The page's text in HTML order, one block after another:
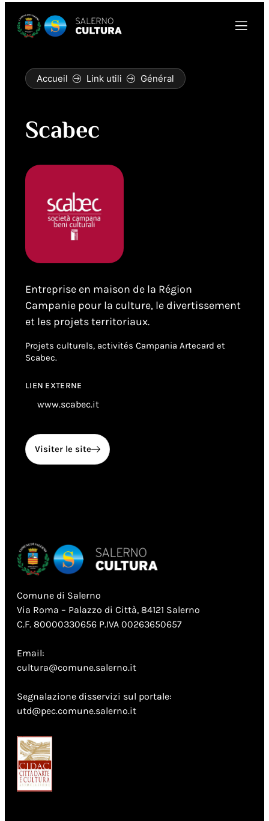
Accueil Link utili Général
Scabec
Entreprise en maison de la Région
Campanie pour la culture, le divertissement
et les projets territoriaux.
Projets culturels, activités Campania Artecard et
Scabec.
LIEN EXTERNE
www.scabec.it
Visiter le site
Comune di Salerno
Via Roma – Palazzo di Città, 84121 Salerno
C.F. 80000330656 P.IVA 00263650657
Email:
cultura@comune.salerno.it
Segnalazione disservizi sul portale:
utd@pec.comune.salerno.it